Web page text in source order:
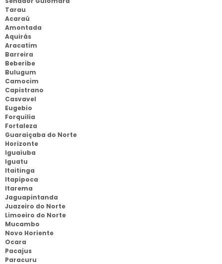
Tarau
Acaraú
Amontada
Aquirás
Aracatim
Barreira
Beberibe
Bulugum
Camocim
Capistrano
Casvavel
Eugebio
Forquilia
Fortaleza
Guaraiçaba do Norte
Horizonte
Iguaiuba
Iguatu
Itaitinga
Itapipoca
Itarema
Jaguapintanda
Juazeiro do Norte
Limoeiro do Norte
Mucambo
Novo Horiente
Ocara
Pacajus
Paracuru